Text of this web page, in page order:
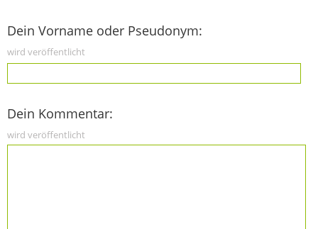
Dein Vorname oder Pseudonym:
wird veröffentlicht
Dein Kommentar:
wird veröffentlicht